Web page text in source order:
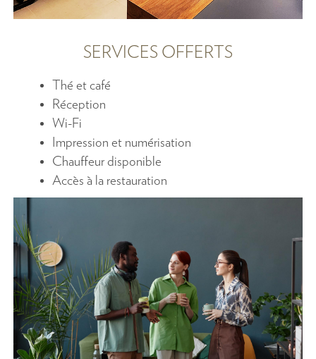
SERVICES OFFERTS
Thé et café
Réception
Wi-Fi
Impression et numérisation
Chauffeur disponible
Accès à la restauration